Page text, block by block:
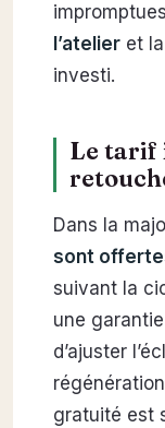
l’atelieret la
investi.
Le tarif
Dans la
sont
suivant la
une
d’ajuster
gratuité est